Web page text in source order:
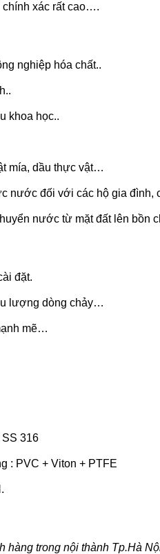
chính xác rất cao….
nghiệp hóa chất..
khoa học..
mía, dầu thực vật…
nước đối với các hộ gia đình,
nước từ mặt đất lên bồn
đặt.
lượng dòng chảy…
mẽ…
316
: PVC + Viton + PTFE
hàng trong nội thành Tp.Hà